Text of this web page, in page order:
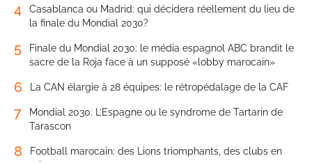
4
Casablanca ou Madrid: qui décidera réellement du lieu de
la finale du Mondial 2030?
5
Finale du Mondial 2030: le média espagnol ABC brandit le
sacre de la Roja face à un supposé «lobby marocain»
6 La CAN élargie à 28 équipes: le rétropédalage de la CAF
7
Mondial 2030: L’Espagne ou le syndrome de Tartarin de
Tarascon
8
Football marocain: des Lions triomphants, des clubs en